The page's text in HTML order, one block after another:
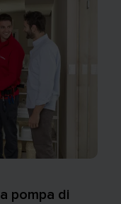
pompa di